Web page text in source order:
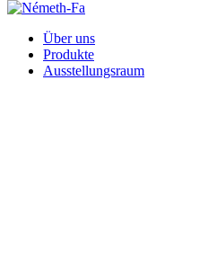
Über uns
Produkte
Ausstellungsraum